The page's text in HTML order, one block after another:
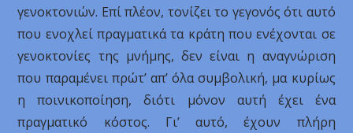
γενοκτονιών. Επί πλέον, τονίζει το γεγονός ότι αυτό
που ενοχλεί πραγματικά τα κράτη που ενέχονται σε
γενοκτονίες της μνήμης, δεν είναι η αναγνώριση
που παραμένει πρώτ’ απ’ όλα συμβολική, μα κυρίως
η ποινικοποίηση, διότι μόνον αυτή έχει ένα
πραγματικό κόστος. Γι’ αυτό, έχουν πλήρη